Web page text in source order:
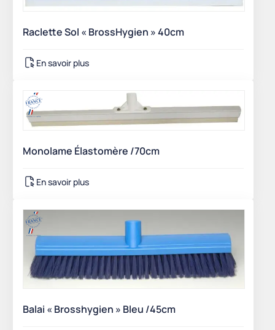
Raclette Sol « BrossHygien » 40cm
En savoir plus
Monolame Élastomère /70cm
En savoir plus
Balai « Brosshygien » Bleu /45cm